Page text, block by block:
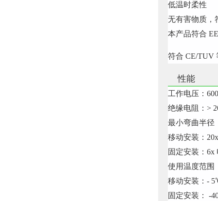
低温时柔性
无有害物质，
本产品符合
符合 CE/TUV
性能
工作电压：
绝缘电阻：>
最小弯曲半径
移动安装：
固定安装：6x
使用温度范围
移动安装：-
固定安装： -